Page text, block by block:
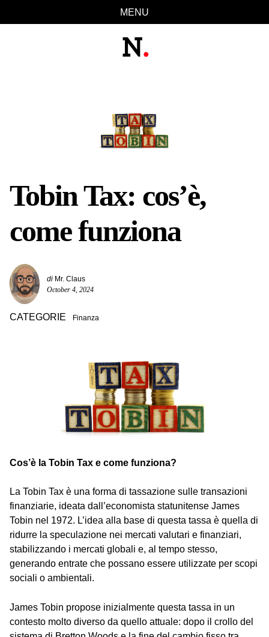
links
alla
al
al
MENU
Tobin Tax: cos’è,
come funziona
di Mr. Claus
October 4, 2024
CATEGORIE Finanza
Cos’è la Tobin Tax e come funziona?
La Tobin Tax è una forma di tassazione sulle transazioni
finanziarie, ideata dall’economista statunitense James
Tobin nel 1972. L’idea alla base di questa tassa è quella di
ridurre la speculazione nei mercati valutari e finanziari,
stabilizzando i mercati globali e, al tempo stesso,
generando entrate che possano essere utilizzate per scopi
sociali o ambientali.
James Tobin propose inizialmente questa tassa in un
contesto molto diverso da quello attuale: dopo il crollo del